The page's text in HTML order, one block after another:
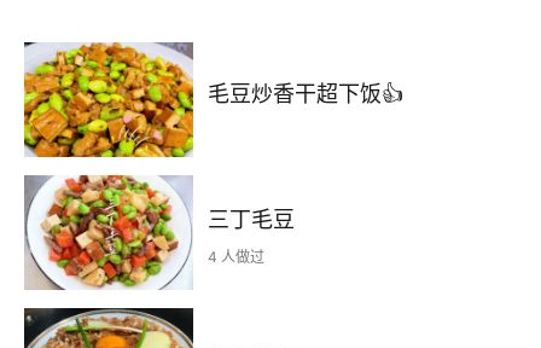
毛豆炒香干超下饭👍
三丁毛豆
4 人做过